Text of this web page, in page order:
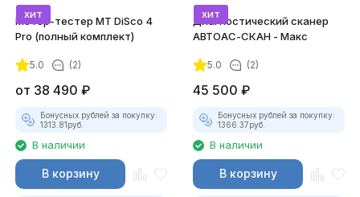
хит
Мотор-тестер MT DiSco 4
Pro (полный комплект)
5.0 (2)
от 38 490 ₽
Бонусных рублей за покупку:
1313.81руб.
В наличии
В корзину
хит
Диагностический сканер
АВТОАС-СКАН - Макс
5.0 (2)
45 500 ₽
Бонусных рублей за покупку:
1366.37руб.
В наличии
В корзину